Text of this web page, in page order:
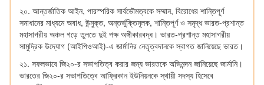
২০. আন্তর্জাতিক আইন, পারস্পরিক সার্বভৌমত্বকে সম্মান, বিরোধের শান্তিপূর্ণ
সমাধানের মাধ্যমে অবাধ, উন্মুক্ত, অন্তর্ভুক্তিমূলক, শান্তিপূর্ণ ও সমৃদ্ধ ভারত-প্রশান্ত
মহাসাগরীয় অঞ্চল গড়ে তুলতে দুই পক্ষ অঙ্গীকারবদ্ধ। ভারত-প্রশান্ত মহাসাগরীয়
সামুদ্রিক উদ্যোগ (আইপিওআই)-এ জার্মানির নেতৃত্বদানকে স্বাগত জানিয়েছে ভারত।
২১. সফলভাবে জি২০-র সভাপতিত্ব করার জন্য ভারতকে অভিনন্দন জানিয়েছে জার্মানি।
ভারতের জি২০-র সভাপতিত্বে আফ্রিকান ইউনিয়নকে স্থায়ী সদস্য হিসেবে